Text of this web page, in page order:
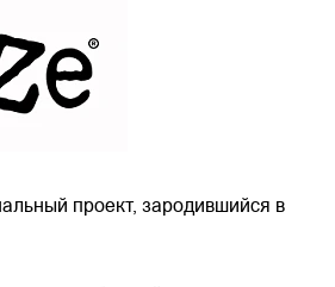
проект, зародившийся в